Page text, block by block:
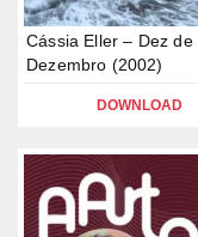
Cássia Eller – Dez de
Dezembro (2002)
DOWNLOAD